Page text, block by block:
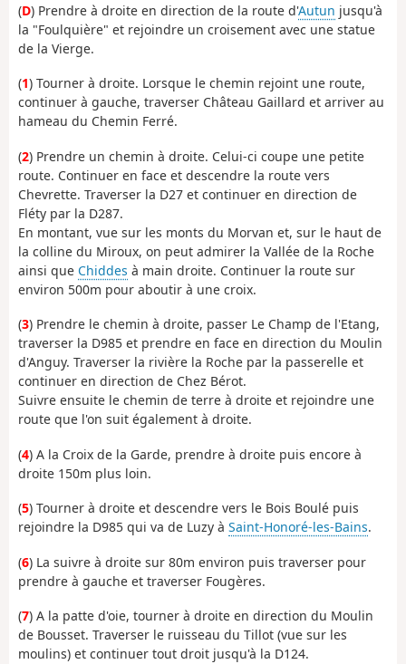
(D) Prendre à droite en direction de la route d'Autun jusqu'à
la "Foulquière" et rejoindre un croisement avec une statue
de la Vierge.
(1) Tourner à droite. Lorsque le chemin rejoint une route,
continuer à gauche, traverser Château Gaillard et arriver au
hameau du Chemin Ferré.
(2) Prendre un chemin à droite. Celui-ci coupe une petite
route. Continuer en face et descendre la route vers
Chevrette. Traverser la D27 et continuer en direction de
Fléty par la D287.
En montant, vue sur les monts du Morvan et, sur le haut de
la colline du Miroux, on peut admirer la Vallée de la Roche
ainsi que Chiddes à main droite. Continuer la route sur
environ 500m pour aboutir à une croix.
(3) Prendre le chemin à droite, passer Le Champ de l'Etang,
traverser la D985 et prendre en face en direction du Moulin
d'Anguy. Traverser la rivière la Roche par la passerelle et
continuer en direction de Chez Bérot.
Suivre ensuite le chemin de terre à droite et rejoindre une
route que l'on suit également à droite.
(4) A la Croix de la Garde, prendre à droite puis encore à
droite 150m plus loin.
(5) Tourner à droite et descendre vers le Bois Boulé puis
rejoindre la D985 qui va de Luzy à Saint-Honoré-les-Bains.
(6) La suivre à droite sur 80m environ puis traverser pour
prendre à gauche et traverser Fougères.
(7) A la patte d'oie, tourner à droite en direction du Moulin
de Bousset. Traverser le ruisseau du Tillot (vue sur les
moulins) et continuer tout droit jusqu'à la D124.